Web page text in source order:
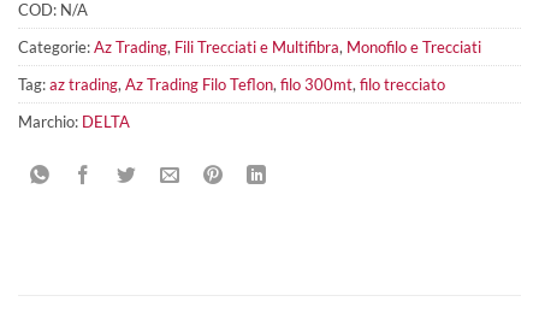
COD: N/A
Categorie:Az Trading, Fili Trecciati e Multifibra, Monofilo e Trecciati
Tag:az trading, Az Trading Filo Teflon, filo 300mt, filo trecciato
Marchio: DELTA